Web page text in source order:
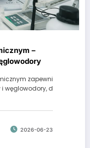
–
zapewni
węglowodory, d
2026-06-23